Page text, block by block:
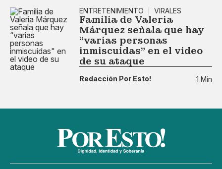
ENTRETENIMIENTO
VIRALES
Familia de Valeria
Márquez señala que hay
“varias personas
inmiscuidas" en el video
de su ataque
Redacción Por Esto! 1 Min